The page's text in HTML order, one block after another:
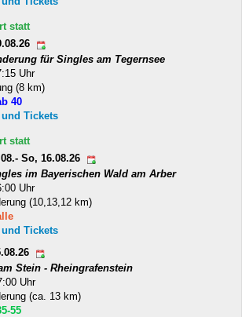
statt
für Singles am Tegernsee
Uhr
(8 km)
40
Tickets
statt
So, 16.08.26
im Bayerischen Wald am Arber
Uhr
(10,13,12 km)
Tickets
Stein - Rheingrafenstein
Uhr
(ca. 13 km)
55